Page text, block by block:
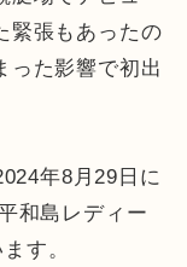
緊張もあったの
った影響で初出
年8月29日に
和島レディー
す。